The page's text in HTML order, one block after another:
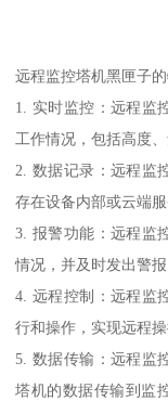
远程监控塔机黑匣子的
1. 实时监控：远程监
工作情况，包括高度
2. 数据记录：远程监
存在设备内部或云端
3. 报警功能：远程监
情况，并及时发出警
4. 远程控制：远程监
行和操作，实现远程操
5. 数据传输：远程监
塔机的数据传输到监